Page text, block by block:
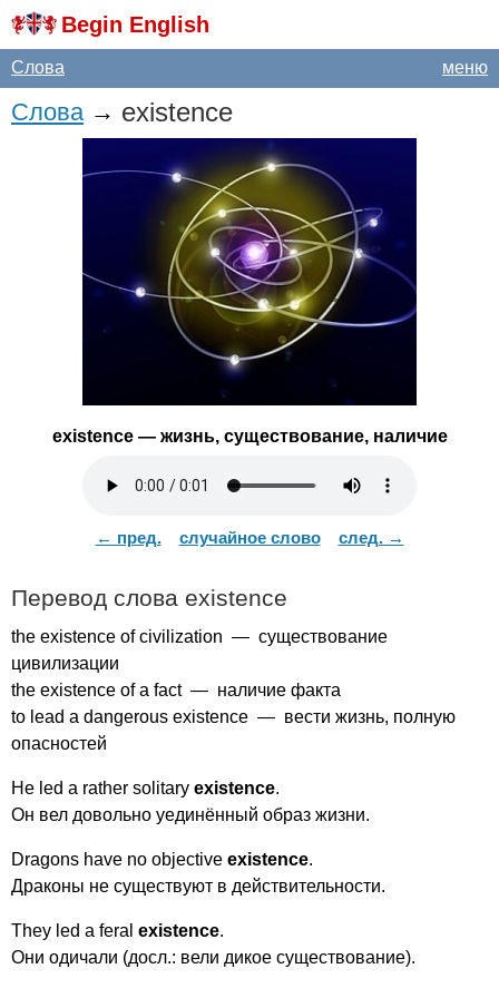
Begin English
меню
Слова
Слова→ existence
existence— жизнь, существование, наличие
← пред. случайное слово след. →
Перевод слова existence
the existence of civilization — существование
цивилизации
the existence of a fact— наличие факта
to lead a dangerous existence — вести жизнь, полную
опасностей
He led a rather solitary existence.
Он вел довольно уединённый образ жизни.
Dragons have no objective existence.
Драконы не существуют в действительности.
They led a feral existence.
Они одичали (досл.: вели дикое существование).